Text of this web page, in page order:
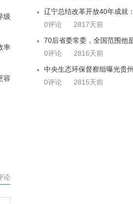
级
率
容
论
0评论
2817天前
70后省委常委，全国范围他
0评论
2816天前
0评论
2815天前